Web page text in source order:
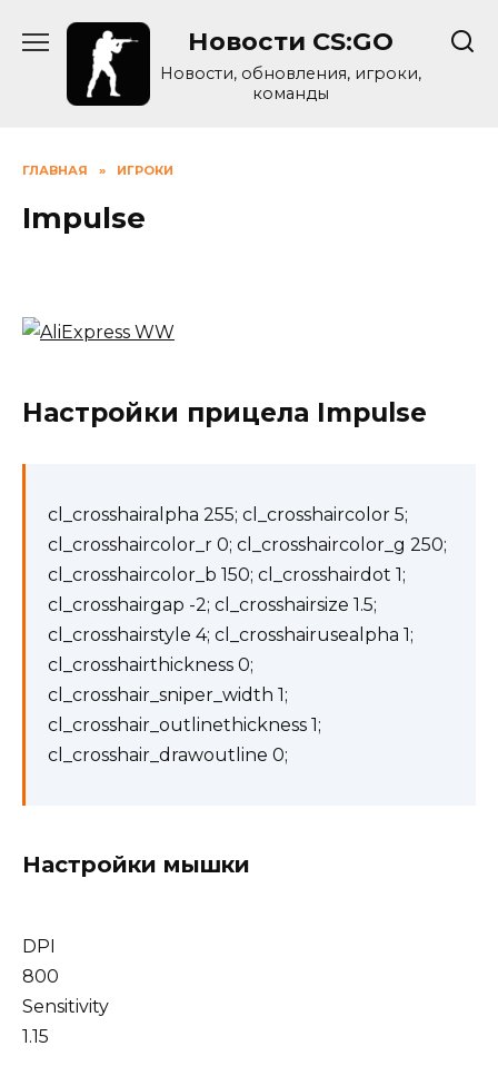
Новости CS:GO
Новости, обновления, игроки,
команды
ГЛАВНАЯ » ИГРОКИ
Impulse
Настройки прицела Impulse
cl_crosshairalpha 255; cl_crosshaircolor 5;
cl_crosshaircolor_r 0; cl_crosshaircolor_g 250;
cl_crosshaircolor_b 150; cl_crosshairdot 1;
cl_crosshairgap -2; cl_crosshairsize 1.5;
cl_crosshairstyle 4; cl_crosshairusealpha 1;
cl_crosshairthickness 0;
cl_crosshair_sniper_width 1;
cl_crosshair_outlinethickness 1;
cl_crosshair_drawoutline 0;
Настройки мышки
DPI
800
Sensitivity
1.15